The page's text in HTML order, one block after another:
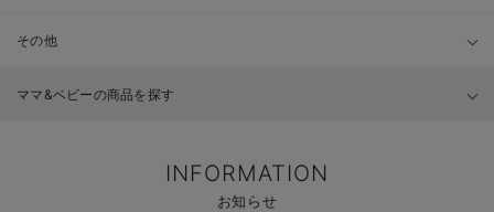
その他
ママ&ベビーの商品を探す
INFORMATION
お知らせ